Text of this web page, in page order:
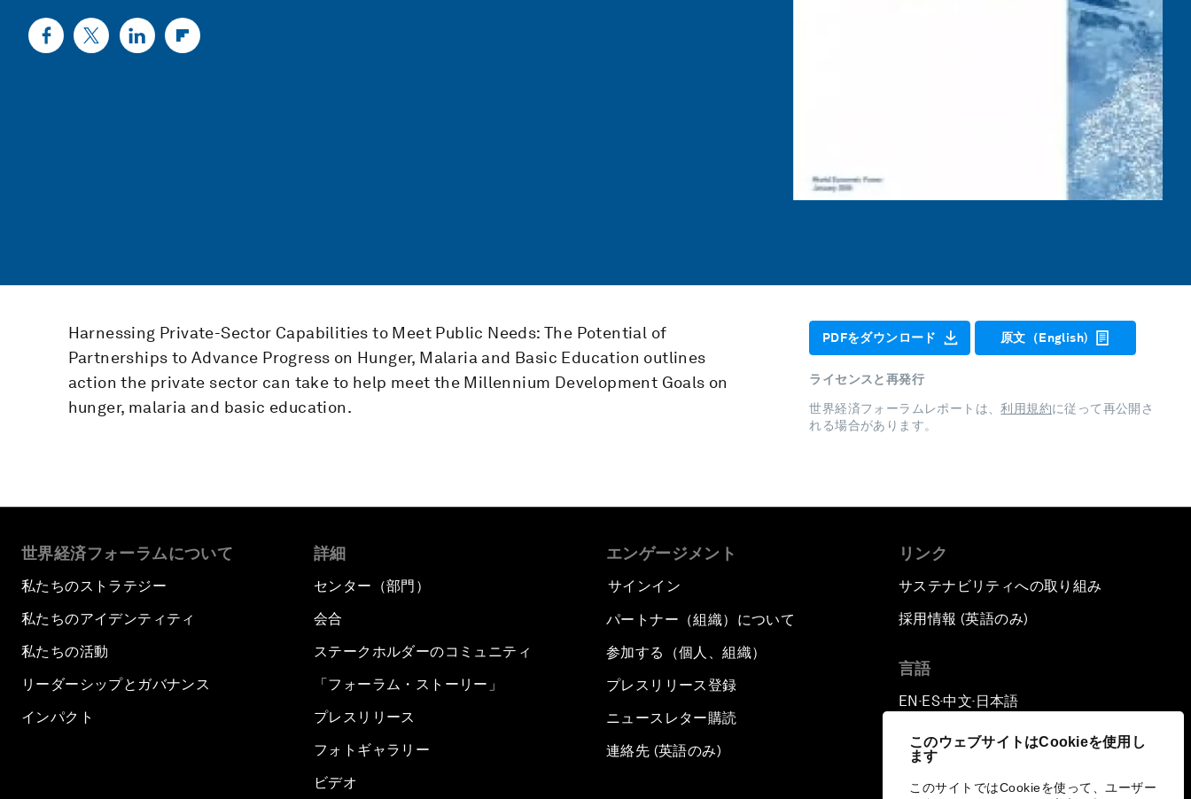
このウェブサイトはCookieを使用し
ます
このサイトではCookieを使って、ユーザー
Harnessing Private-Sector Capabilities to Meet Public Needs: The Potential of
Partnerships to Advance Progress on Hunger, Malaria and Basic Education outlines
action the private sector can take to help meet the Millennium Development Goals on
hunger, malaria and basic education.
PDFをダウンロード 原文（English)
ライセンスと再発行
世界経済フォーラムレポートは、利用規約に従って再公開さ
れる場合があります。
世界経済フォーラムについて
私たちのストラテジー
私たちのアイデンティティ
私たちの活動
リーダーシップとガバナンス
インパクト
詳細
センター（部門）
会合
ステークホルダーのコミュニティ
「フォーラム・ストーリー」
プレスリリース
フォトギャラリー
ビデオ
エンゲージメント
サインイン
パートナー（組織）について
参加する（個人、組織）
プレスリリース登録
ニュースレター購読
連絡先 (英語のみ)
リンク
サステナビリティへの取り組み
採用情報 (英語のみ)
言語
EN ▪ ES▪中文▪ 日本語